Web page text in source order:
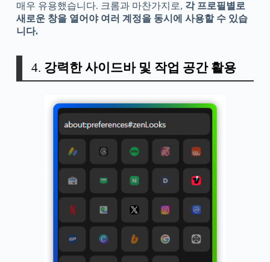
매우 유용했습니다. 크롬과 마찬가지로, 각 프로필별로
새로운 창을 열어야 여러 계정을 동시에 사용할 수 있습
니다.
4. 강력한 사이드바 및 작업 공간 활용